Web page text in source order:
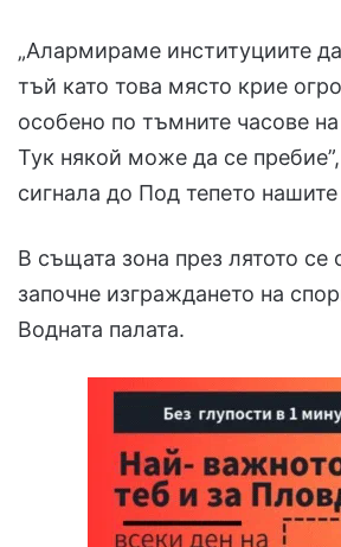
„Алармираме институциите
тъй като това място крие
особено по тъмните часове
Тук някой може да се
сигнала до Под тепето нашите
В същата зона през лятото се
започне изграждането на
Водната палата.